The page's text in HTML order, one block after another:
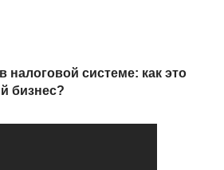
налоговой системе: как это
бизнес?